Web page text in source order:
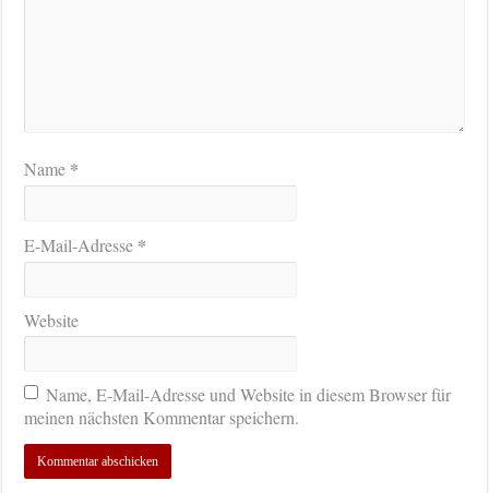
Name *
E-Mail-Adresse *
Website
Name, E-Mail-Adresse und Website in diesem Browser für
meinen nächsten Kommentar speichern.